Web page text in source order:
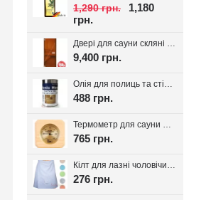
1,290 грн.
1,180
грн.
Двері для сауни скляні VALTE Бронза 700*1900
9,400 грн.
Олія для полиць та стін сауни Bionic House 0.8л, Україна
488 грн.
Термометр для сауни Sawo 220-TP
765 грн.
Кілт для лазні чоловічий, вафельне полотно
276 грн.